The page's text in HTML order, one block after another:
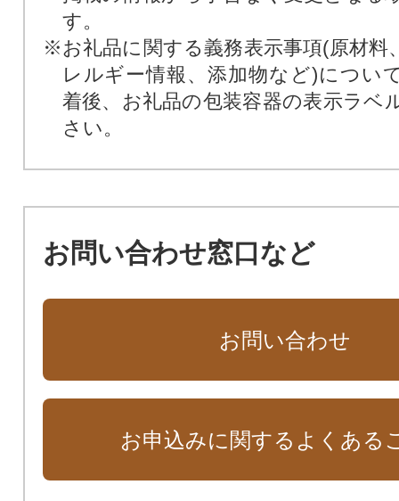
す。
※お礼品に関する義務表示事項(原材料
レルギー情報、添加物など)につい
着後、お礼品の包装容器の表示ラベ
さい。
お問い合わせ窓口など
お問い合わせ
お申込みに関するよくある